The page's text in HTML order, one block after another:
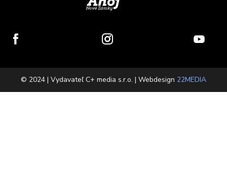
© 2024 | Vydavateľ C+ media s.r.o. | Webdesign 22MEDIA